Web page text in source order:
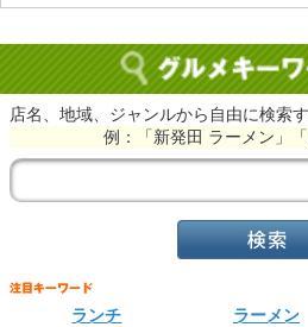
店名、地域、ジャンルから自由に検索
例：「新発田 ラーメン」
ランチ ラーメン